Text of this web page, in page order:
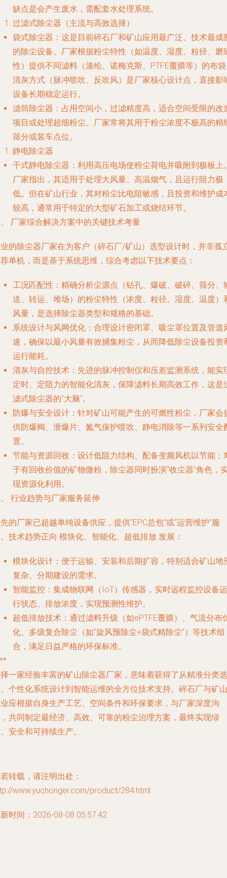
缺点是会产生废水，需配套水处理系统。
过滤式除尘器（主流与高效选择）
袋式除尘器 ：这是目前碎石厂和矿山应用最广泛、技术最成
的除尘设备。厂家根据粉尘特性（如温度、湿度、粒径、磨
性）提供不同滤料（涤纶、诺梅克斯、PTFE覆膜等）的布
清灰方式（脉冲喷吹、反吹风）是厂家核心设计点，直接影
设备长期稳定运行。
滤筒除尘器 ：占用空间小，过滤精度高，适合空间受限的改
项目或处理超细粉尘。厂家常将其用于粉尘浓度不极高的精
筛分或装车点位。
静电除尘器
干式静电除尘器 ：利用高压电场使粉尘荷电并吸附到极板上
厂家指出，其适用于处理大风量、高温烟气，且运行阻力极
低。但在矿山行业，其对粉尘比电阻敏感，且投资和维护成
较高，通常用于特定的大型矿石加工或烧结环节。
厂家综合解决方案中的关键技术考量
的除尘器厂家在为客户（碎石厂/矿山）选型设计时，并非孤
单机，而是基于系统思维，综合考虑以下技术要点：
工况匹配性 ：精确分析尘源点（钻孔、爆破、破碎、筛分、
送、转运、堆场）的粉尘特性（浓度、粒径、湿度、温度）
风量，是选择除尘器类型和规格的基础。
系统设计与风网优化 ：合理设计密闭罩、吸尘罩位置及管道
速，确保以最小风量有效捕集粉尘，从而降低除尘设备投资
运行能耗。
清灰与自控技术 ：先进的脉冲控制仪和压差监测系统，能实
定时、定阻力的智能化清灰，保障滤料长期高效工作，这是
滤式除尘器的“大脑”。
防爆与安全设计 ：针对矿山可能产生的可燃性粉尘，厂家会
供防爆阀、泄爆片、氮气保护喷吹、静电消除等一系列安全
置。
节能与资源回收 ：设计低阻力结构、配备变频风机以节能；
于有回收价值的矿物微粉，除尘器同时扮演“收尘器”角色，
现资源化利用。
行业趋势与厂家服务延伸
的厂家已超越单纯设备供应，提供“EPC总包”或“运营维护”服
技术趋势正向 模块化、智能化、超低排放 发展：
模块化设计 ：便于运输、安装和后期扩容，特别适合矿山地
复杂、分期建设的需求。
智能监控 ：集成物联网（IoT）传感器，实时远程监控设备运
行状态、排放浓度，实现预测性维护。
超低排放技术 ：通过滤料升级（如ePTFE覆膜）、气流分布
化、多级复合除尘（如“旋风预除尘+袋式精除尘”）等技术组
合，满足日益严格的环保标准。
一家经验丰富的矿山除尘器厂家，意味着获得了从精准分类选
个性化系统设计到智能运维的全方位技术支持。碎石厂与矿山
应根据自身生产工艺、空间条件和环保要求，与厂家深度沟
共同制定最经济、高效、可靠的粉尘治理方案，最终实现绿
安全和可持续生产。
转载，请注明出处：
www.yuchonger.com/product/284.html
时间：2026-08-08 05:57:42